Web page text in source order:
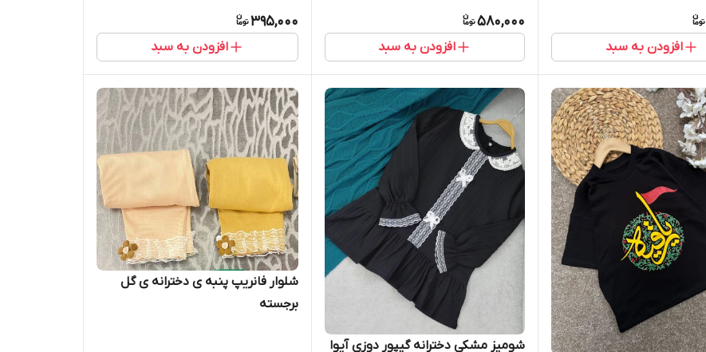
افزودن به سبد
580,000
افزودن به سبد
395,000
افزودن به سبد
شومیز مشکی دخترانه گیپور دوزی آیوا
شلوار فانریپ پنبه ی دخترانه ی گل
برجسته